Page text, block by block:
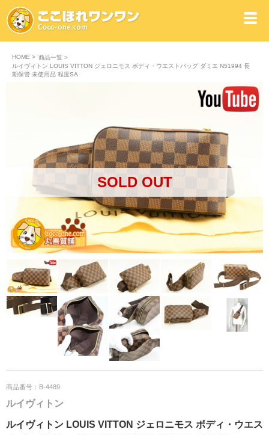
HOME > 商品一覧 >
ルイヴィトン LOUIS VITTON ジェロニモス ボディ・ウエストバッグ ダミエ N51994 長
期保管 未使用品 程度SA
SOLD OUT
商品番号：B-4489
ルイヴィトン
ルイヴィトン LOUIS VITTON ジェロニモス ボディ・ウエス